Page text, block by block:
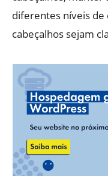
diferentes níveis de
cabeçalhos sejam